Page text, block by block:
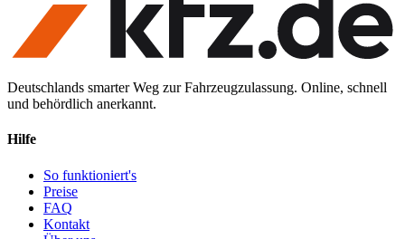
Deutschlands smarter Weg zur Fahrzeugzulassung. Online, schnell
und behördlich anerkannt.
Hilfe
So funktioniert's
Preise
FAQ
Kontakt